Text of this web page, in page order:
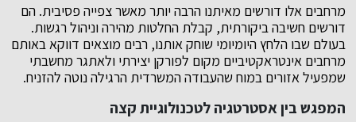
מרחבים אלו דורשים מאיתנו הרבה יותר מאשר צפייה פסיבית. הם
דורשים חשיבה ביקורתית, קבלת החלטות מהירה וניהול רגשות.
בעולם שבו הלחץ היומיומי שוחק אותנו, רבים מוצאים דווקא באותם
מרחבים אינטראקטיביים מקום לפורקן יצירתי ולאתגר מחשבתי
שמפעיל אזורים במוח שהעבודה המשרדית הרגילה נוטה להזניח.
המפגש בין אסטרטגיה לטכנולוגיית קצה